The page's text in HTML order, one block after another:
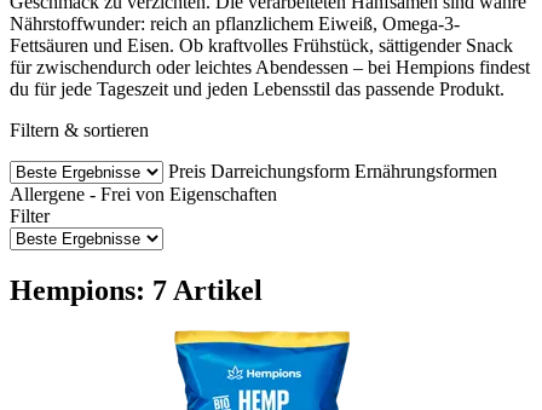
Nährstoffwunder: reich an pflanzlichem Eiweiß, Omega-3-
Fettsäuren und Eisen. Ob kraftvolles Frühstück, sättigender Snack
für zwischendurch oder leichtes Abendessen – bei Hempions findest
du für jede Tageszeit und jeden Lebensstil das passende Produkt.
Filtern & sortieren
Preis Darreichungsform Ernährungsformen
Allergene - Frei von Eigenschaften
Filter
Hempions: 7 Artikel